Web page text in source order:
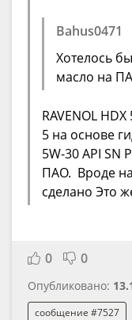
Bahus0471
Хотелось
масло на
RAVENOL
5 на основе
5W-30 API SN
ПАО. Вроде
сделано Это
0 0
Опубликовано:
сообщение #7527